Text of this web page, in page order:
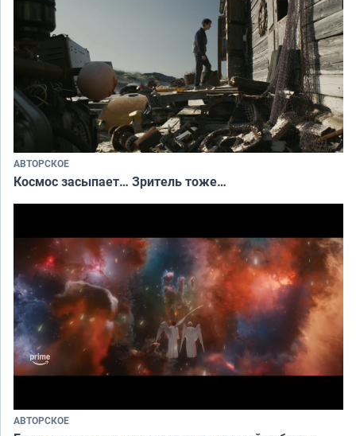
АВТОРСКОЕ
Космос засыпает… Зритель тоже…
АВТОРСКОЕ